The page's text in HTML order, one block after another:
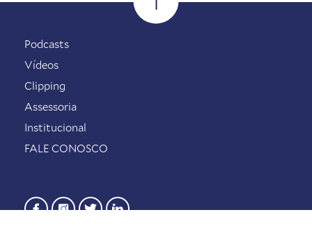
Podcasts
Vídeos
Clipping
Assessoria
Institucional
FALE CONOSCO